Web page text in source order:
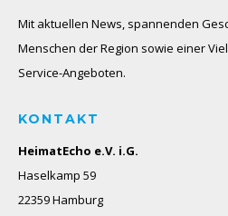
Mit aktuellen News, spannenden
Menschen der Region sowie einer
Service-Angeboten.
KONTAKT
HeimatEcho e.V. i.G.
Haselkamp 59
22359 Hamburg